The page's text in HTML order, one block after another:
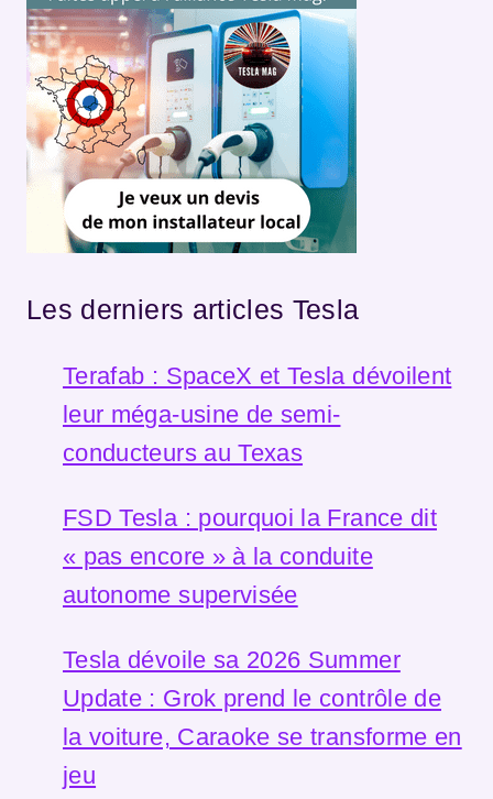
Les derniers articles Tesla
Terafab : SpaceX et Tesla dévoilent
leur méga-usine de semi-
conducteurs au Texas
FSD Tesla : pourquoi la France dit
« pas encore » à la conduite
autonome supervisée
Tesla dévoile sa 2026 Summer
Update : Grok prend le contrôle de
la voiture, Caraoke se transforme en
jeu